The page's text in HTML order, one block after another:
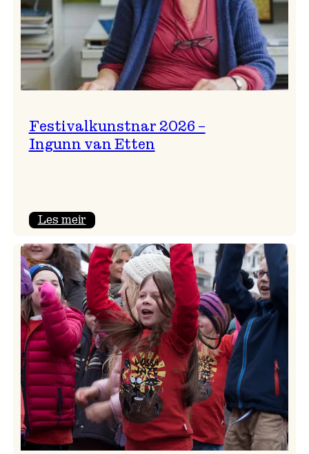
Festivalkunstnar 2026 –
Ingunn van Etten
Les meir:
2026
–
Ingunn van Etten